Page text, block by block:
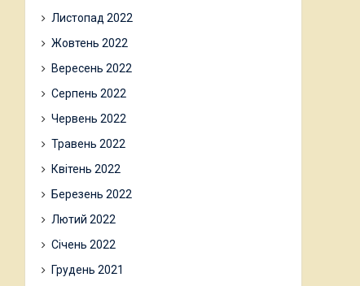
Листопад 2022
Жовтень 2022
Вересень 2022
Серпень 2022
Червень 2022
Травень 2022
Квітень 2022
Березень 2022
Лютий 2022
Січень 2022
Грудень 2021